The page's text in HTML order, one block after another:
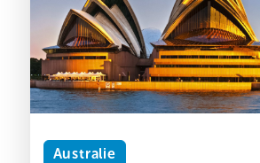
Australie